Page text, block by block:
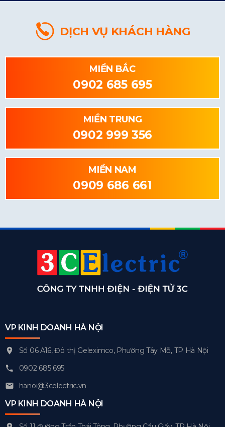
DỊCH VỤ KHÁCH HÀNG
MIỀN BẮC
0902 685 695
MIỀN TRUNG
0902 999 356
MIỀN NAM
0909 686 661
VP KINH DOANH HÀ NỘI
Số 06 A16, Đô thị Geleximco, Phường Tây Mỗ, TP Hà Nội
0902 685 695
hanoi@3celectric.vn
VP KINH DOANH HÀ NỘI